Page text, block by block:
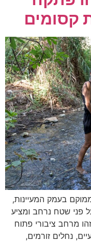
קסומים
בעמק המעיינות,
פני שטח נרחב ומציע
מרחב ציבורי פתוח
נחלים זורמים,